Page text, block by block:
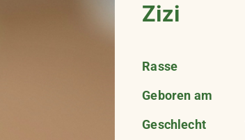
Zizi
Rasse
Geboren am
Geschlecht